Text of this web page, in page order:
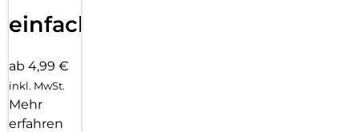
einfach
ab 4,99 €
inkl. MwSt.
Mehr
erfahren